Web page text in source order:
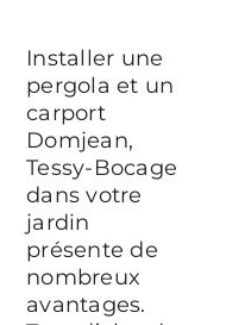
Installer une
pergola et un
carport
Domjean,
Tessy-Bocage
dans votre
jardin
présente de
nombreux
avantages.